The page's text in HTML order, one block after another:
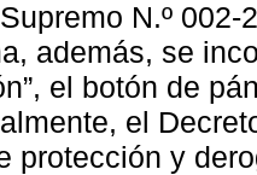
N.º
además, se
el botón de
el
protección y